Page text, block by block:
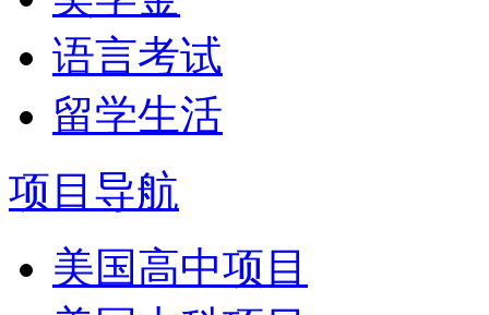
语言考试
留学生活
项目导航
美国高中项目